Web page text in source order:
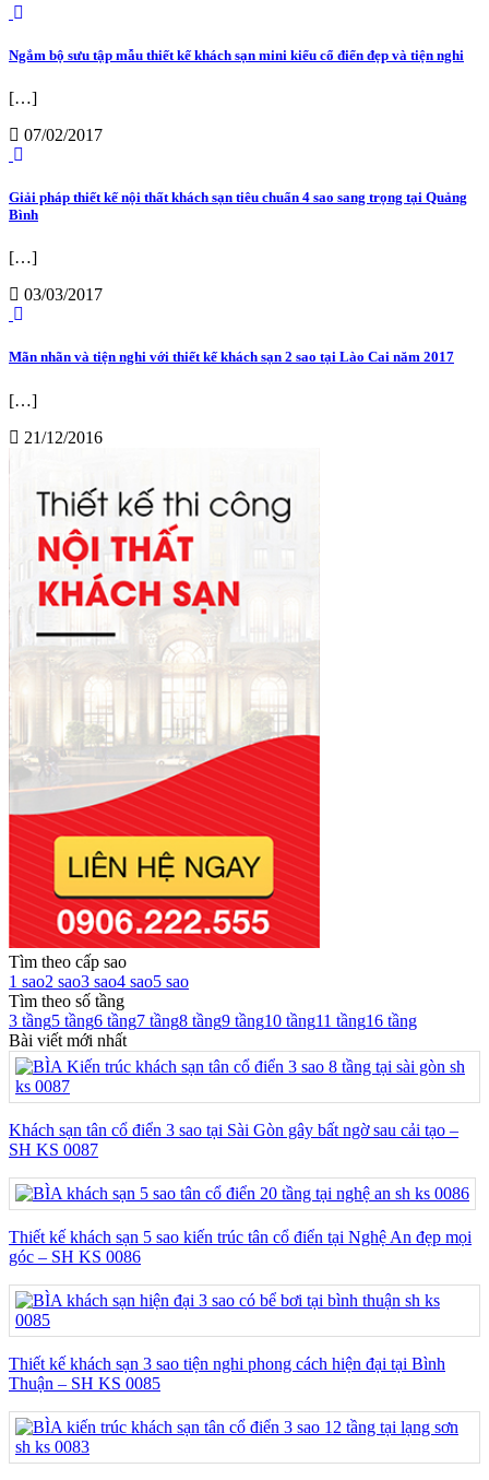
Ngắm bộ sưu tập mẫu thiết kế khách sạn mini kiểu cổ điển đẹp và tiện nghi
[…]
07/02/2017
Giải pháp thiết kế nội thất khách sạn tiêu chuẩn 4 sao sang trọng tại Quảng
Bình
[…]
03/03/2017
Mãn nhãn và tiện nghi với thiết kế khách sạn 2 sao tại Lào Cai năm 2017
[…]
21/12/2016
Tìm theo cấp sao
1 sao2 sao3 sao4 sao5 sao
Tìm theo số tầng
3 tầng5 tầng6 tầng7 tầng8 tầng9 tầng10 tầng11 tầng16 tầng
Bài viết mới nhất
Khách sạn tân cổ điển 3 sao tại Sài Gòn gây bất ngờ sau cải tạo –
SH KS 0087
Thiết kế khách sạn 5 sao kiến trúc tân cổ điển tại Nghệ An đẹp mọi
góc – SH KS 0086
Thiết kế khách sạn 3 sao tiện nghi phong cách hiện đại tại Bình
Thuận – SH KS 0085